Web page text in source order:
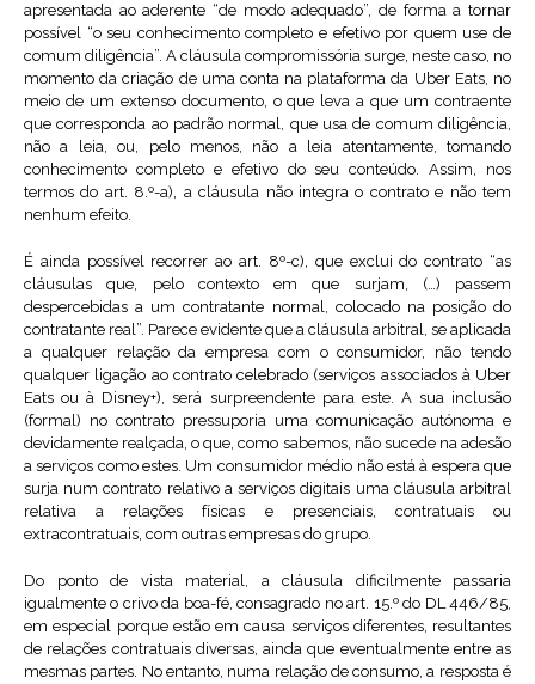
apresentada ao aderente “de modo adequado”, de forma a tornar
possível “o seu conhecimento completo e efetivo por quem use de
comum diligência”. A cláusula compromissória surge, neste caso, no
momento da criação de uma conta na plataforma da Uber Eats, no
meio de um extenso documento, o que leva a que um contraente
que corresponda ao padrão normal, que usa de comum diligência,
não a leia, ou, pelo menos, não a leia atentamente, tomando
conhecimento completo e efetivo do seu conteúdo. Assim, nos
termos do art. 8.º-a), a cláusula não integra o contrato e não tem
nenhum efeito.
É ainda possível recorrer ao art. 8º-c), que exclui do contrato “as
cláusulas que, pelo contexto em que surjam, (…) passem
despercebidas a um contratante normal, colocado na posição do
contratante real”. Parece evidente que a cláusula arbitral, se aplicada
a qualquer relação da empresa com o consumidor, não tendo
qualquer ligação ao contrato celebrado (serviços associados à Uber
Eats ou à Disney+), será surpreendente para este. A sua inclusão
(formal) no contrato pressuporia uma comunicação autónoma e
devidamente realçada, o que, como sabemos, não sucede na adesão
a serviços como estes. Um consumidor médio não está à espera que
surja num contrato relativo a serviços digitais uma cláusula arbitral
relativa a relações físicas e presenciais, contratuais ou
extracontratuais, com outras empresas do grupo.
Do ponto de vista material, a cláusula dificilmente passaria
igualmente o crivo da boa-fé, consagrado no art. 15.º do DL 446/85,
em especial porque estão em causa serviços diferentes, resultantes
de relações contratuais diversas, ainda que eventualmente entre as
mesmas partes. No entanto, numa relação de consumo, a resposta é